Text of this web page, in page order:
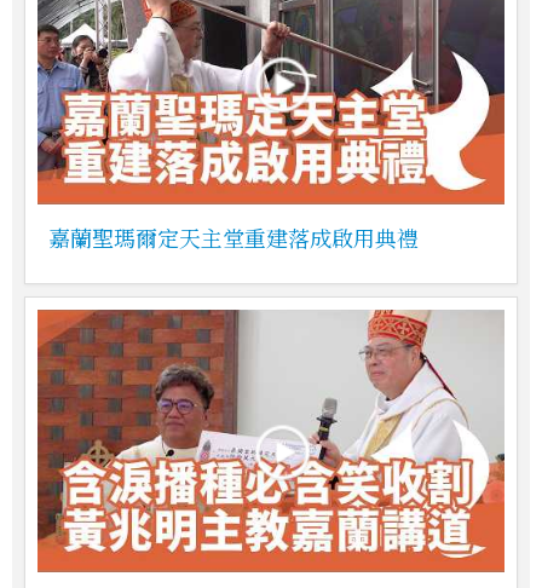
嘉蘭聖瑪爾定天主堂重建落成啟用典禮